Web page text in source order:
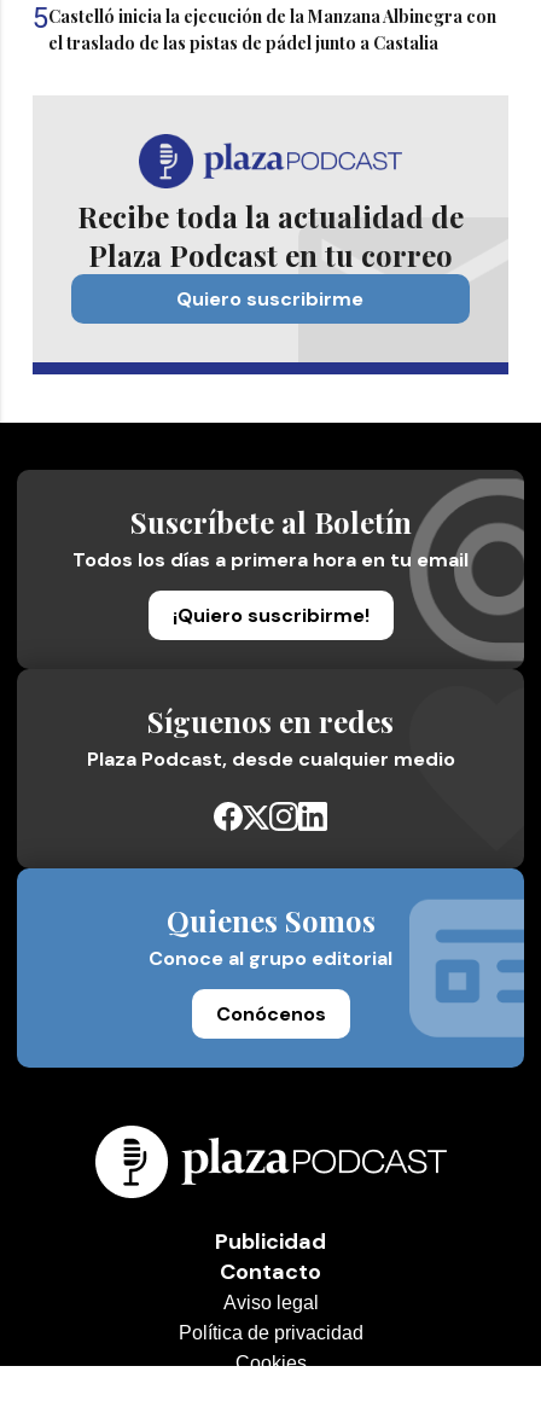
5Castelló inicia la ejecución de la Manzana Albinegra con
el traslado de las pistas de pádel junto a Castalia
Recibe toda la actualidad de
Plaza Podcast en tu correo
Quiero suscribirme
Suscríbete al Boletín
Todos los días a primera hora en tu email
¡Quiero suscribirme!
Síguenos en redes
Plaza Podcast, desde cualquier medio
Quienes Somos
Conoce al grupo editorial
Conócenos
Publicidad
Contacto
Aviso legal
Política de privacidad
Cookies